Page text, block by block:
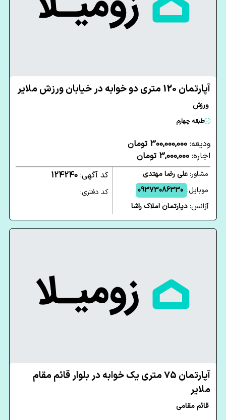
آپارتمان 120 متری دو خوابه در خیابان ورزش ملایر
ورزش
طبقه چهارم
ودیعه: 300,000,000 تومان
اجاره: 3,000,000 تومان
مشاور:علی رضا مهتدی
موبایل: 09373086330
آژانس:دپارتمان املاک راشا
کد آگهی: 124240
کد دفتری:
آپارتمان 75 متری یک خوابه در بلوار قائم مقام
ملایر
قائم مقامی